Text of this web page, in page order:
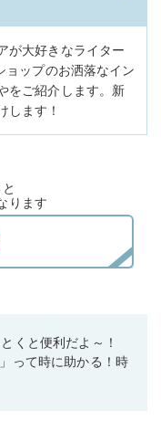
が大好きなライター
ップのお洒落なイン
をご紹介します。新
します！
ります
くと便利だよ～！
って時に助かる！時